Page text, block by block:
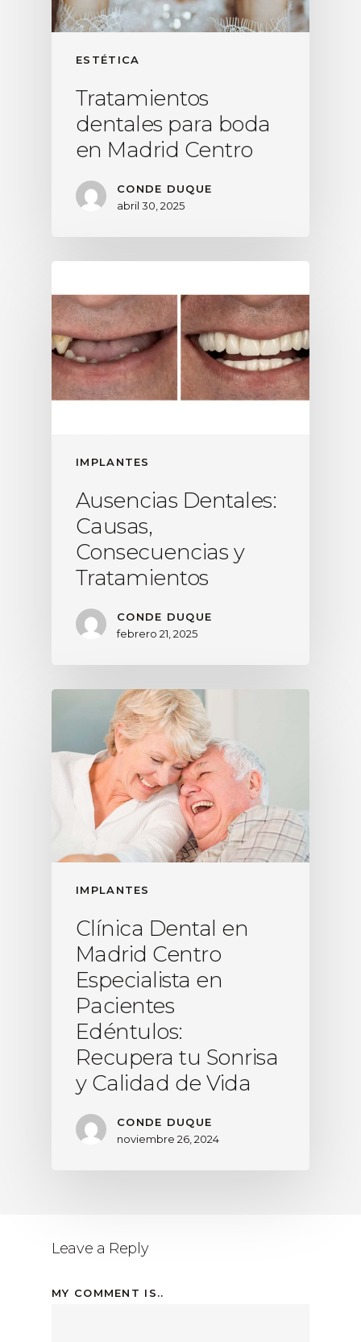
ESTÉTICA
Tratamientos
dentales para boda
en Madrid Centro
CONDE DUQUE
abril 30, 2025
IMPLANTES
Ausencias Dentales:
Causas,
Consecuencias y
Tratamientos
CONDE DUQUE
febrero 21, 2025
IMPLANTES
Clínica Dental en
Madrid Centro
Especialista en
Pacientes
Edéntulos:
Recupera tu Sonrisa
y Calidad de Vida
CONDE DUQUE
noviembre 26, 2024
Leave a Reply
MY COMMENT IS..